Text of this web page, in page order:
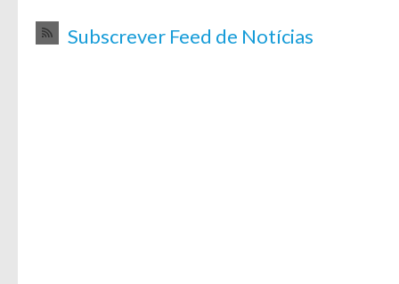
Subscrever Feed de Notícias